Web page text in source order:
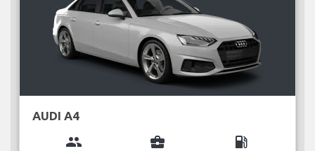
AUDI A4
group business_center local_gas_station